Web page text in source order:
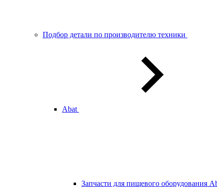
Подбор детали по производителю техники
Abat
Запчасти для пищевого оборудования